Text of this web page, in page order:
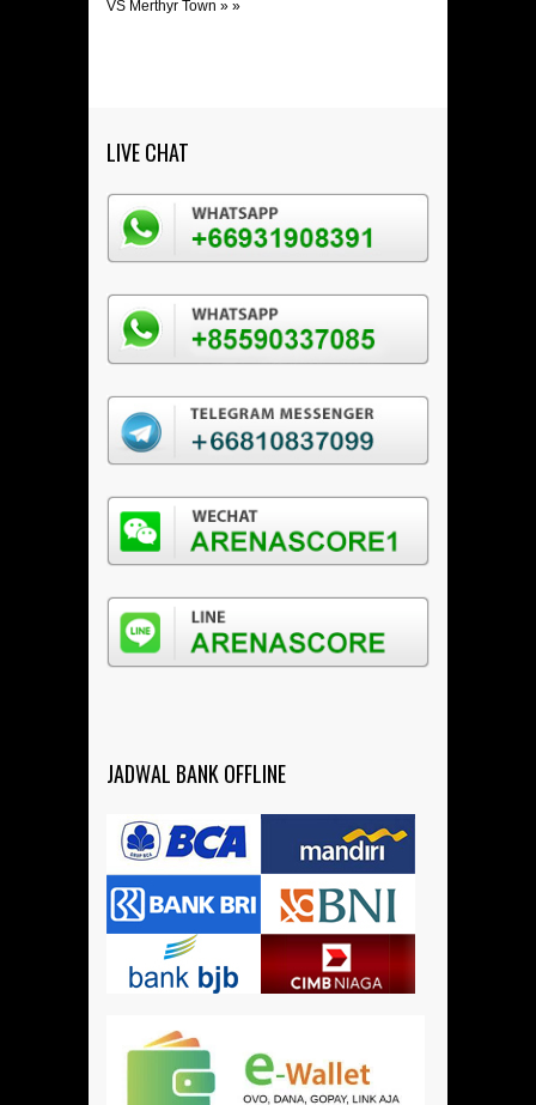
VS Merthyr Town » »
LIVE CHAT
JADWAL BANK OFFLINE